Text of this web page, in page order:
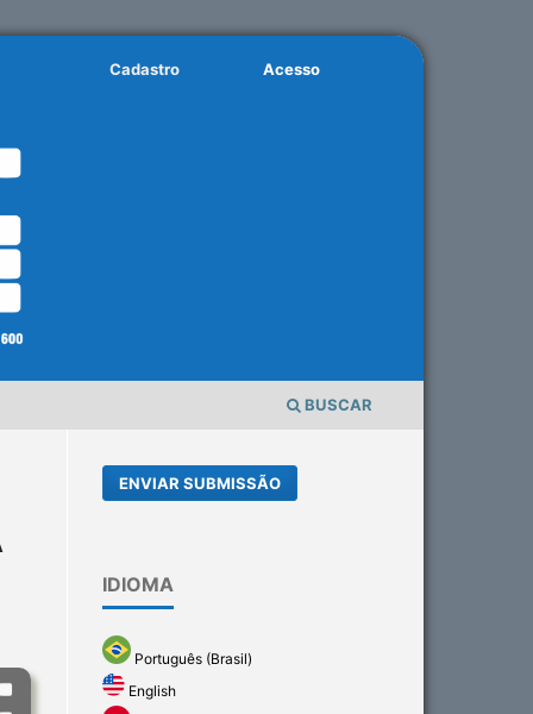
BUSCAR
Cadastro Acesso
ENVIAR SUBMISSÃO
IDIOMA
Português (Brasil)
English